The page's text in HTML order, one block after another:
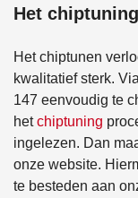
Het
Het chiptunen
kwalitatief sterk.
147 eenvoudig te
hetchiptuning
ingelezen. Dan
onze website.
te besteden aan